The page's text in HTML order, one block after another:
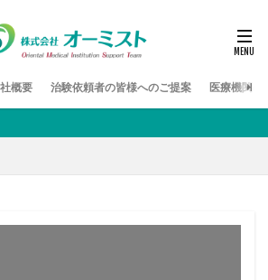
概要 治験依頼者の皆様へのご提案 医療機関の
検索